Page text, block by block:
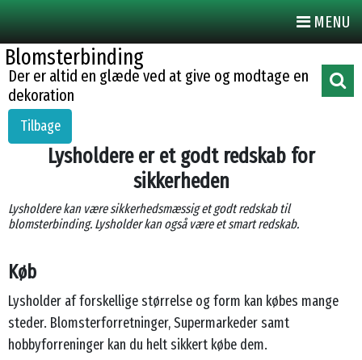
Blomsterbinding
Der er altid en glæde ved at give og modtage en
dekoration
MENU
Tilbage
Lysholdere er et godt redskab for
sikkerheden
Lysholdere kan være sikkerhedsmæssig et godt redskab til
blomsterbinding. Lysholder kan også være et smart redskab.
Køb
Lysholder af forskellige størrelse og form kan købes mange
steder. Blomsterforretninger, Supermarkeder samt
hobbyforreninger kan du helt sikkert købe dem.